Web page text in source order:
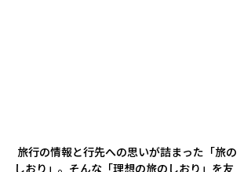
しおり」。そんな「理想の旅のしおり」を友